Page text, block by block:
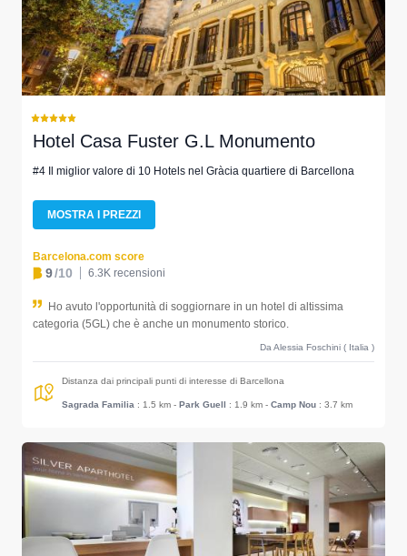
Hotel Casa Fuster G.L Monumento
#4 Il miglior valore di 10 Hotels nel Gràcia quartiere di Barcellona
MOSTRA I PREZZI
Barcelona.com score
9/10 6.3K recensioni
Ho avuto l'opportunità di soggiornare in un hotel di altissima
categoria (5GL) che è anche un monumento storico.
Da Alessia Foschini ( Italia )
Distanza dai principali punti di interesse di Barcellona
Sagrada Familia : 1.5 km - Park Guell : 1.9 km - Camp Nou : 3.7 km